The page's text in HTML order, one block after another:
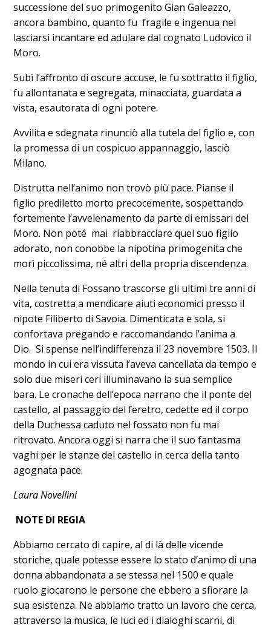
successione del suo primogenito Gian Galeazzo,
ancora bambino, quanto fu fragile e ingenua nel
lasciarsi incantare ed adulare dal cognato Ludovico il
Moro.
Subì l’affronto di oscure accuse, le fu sottratto il figlio,
fu allontanata e segregata, minacciata, guardata a
vista, esautorata di ogni potere.
Avvilita e sdegnata rinunciò alla tutela del figlio e, con
la promessa di un cospicuo appannaggio, lasciò
Milano.
Distrutta nell’animo non trovò più pace. Pianse il
figlio prediletto morto precocemente, sospettando
fortemente l’avvelenamento da parte di emissari del
Moro. Non poté mai riabbracciare quel suo figlio
adorato, non conobbe la nipotina primogenita che
morì piccolissima, né altri della propria discendenza.
Nella tenuta di Fossano trascorse gli ultimi tre anni di
vita, costretta a mendicare aiuti economici presso il
nipote Filiberto di Savoia. Dimenticata e sola, si
confortava pregando e raccomandando l’anima a
Dio. Si spense nell’indifferenza il 23 novembre 1503. Il
mondo in cui era vissuta l’aveva cancellata da tempo e
solo due miseri ceri illuminavano la sua semplice
bara. Le cronache dell’epoca narrano che il ponte del
castello, al passaggio del feretro, cedette ed il corpo
della Duchessa caduto nel fossato non fu mai
ritrovato. Ancora oggi si narra che il suo fantasma
vaghi per le stanze del castello in cerca della tanto
agognata pace.
Laura Novellini
NOTE DI REGIA
Abbiamo cercato di capire, al di là delle vicende
storiche, quale potesse essere lo stato d’animo di una
donna abbandonata a se stessa nel 1500 e quale
ruolo giocarono le persone che ebbero a sfiorare la
sua esistenza. Ne abbiamo tratto un lavoro che cerca,
attraverso la musica, le luci ed i dialoghi scarni, di